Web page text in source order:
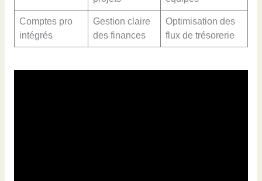
Comptes pro
intégrés
Gestion claire
des finances
Optimisation des
flux de trésorerie